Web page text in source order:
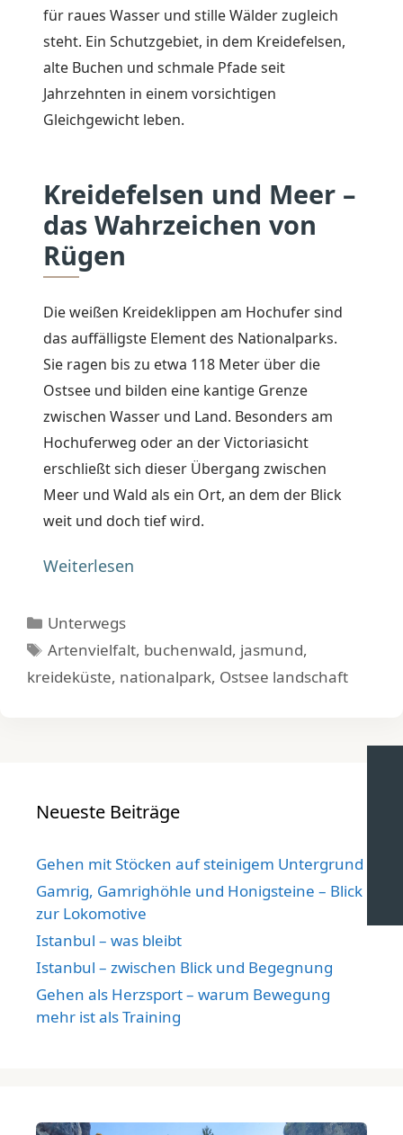
für raues Wasser und stille Wälder zugleich
steht. Ein Schutzgebiet, in dem Kreidefelsen,
alte Buchen und schmale Pfade seit
Jahrzehnten in einem vorsichtigen
Gleichgewicht leben.
Kreidefelsen und Meer –
das Wahrzeichen von
Rügen
Die weißen Kreideklippen am Hochufer sind
das auffälligste Element des Nationalparks.
Sie ragen bis zu etwa 118 Meter über die
Ostsee und bilden eine kantige Grenze
zwischen Wasser und Land. Besonders am
Hochuferweg oder an der Victoriasicht
erschließt sich dieser Übergang zwischen
Meer und Wald als ein Ort, an dem der Blick
weit und doch tief wird.
Weiterlesen
Kategorien
Unterwegs
Schlagwörter
Artenvielfalt, buchenwald, jasmund,
kreideküste, nationalpark, Ostsee landschaft
Neueste Beiträge
Gehen mit Stöcken auf steinigem Untergrund
Gamrig, Gamrighöhle und Honigsteine – Blick
zur Lokomotive
Istanbul – was bleibt
Istanbul – zwischen Blick und Begegnung
Gehen als Herzsport – warum Bewegung
mehr ist als Training